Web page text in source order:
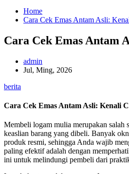
Home
Cara Cek Emas Antam Asli:
Cara Cek Emas Antam
admin
Jul, Ming, 2026
berita
Cara Cek Emas Antam Asli: Kenali
Membeli logam mulia merupakan salah
keaslian barang yang dibeli. Banyak
produk resmi, sehingga Anda wajib
paling efektif adalah dengan
ini untuk melindungi pembeli dari